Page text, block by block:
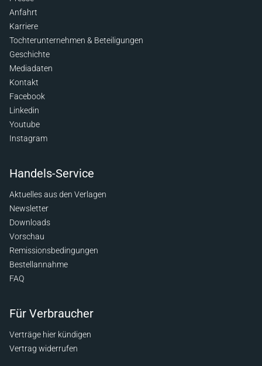
Anfahrt
Karriere
Tochterunternehmen & Beteiligungen
Geschichte
Mediadaten
Kontakt
Facebook
Linkedin
Youtube
Instagram
Handels-Service
Aktuelles aus den Verlagen
Newsletter
Downloads
Vorschau
Remissionsbedingungen
Bestellannahme
FAQ
Für Verbraucher
Verträge hier kündigen
Vertrag widerrufen